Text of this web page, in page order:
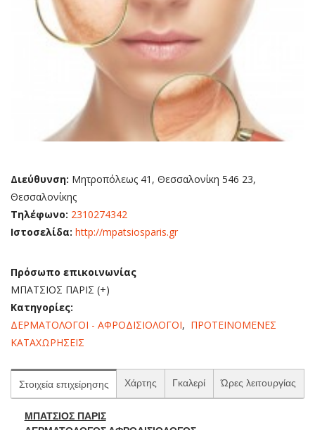
Διεύθυνση: Μητροπόλεως 41, Θεσσαλονίκη 546 23,
Θεσσαλονίκης
Τηλέφωνο: 2310274342
Ιστοσελίδα: http://mpatsiosparis.gr
Πρόσωπο επικοινωνίας
ΜΠΑΤΣΙΟΣ ΠΑΡΙΣ (+)
Κατηγορίες:
ΔΕΡΜΑΤΟΛΟΓΟΙ - ΑΦΡΟΔΙΣΙΟΛΟΓΟΙ, ΠΡΟΤΕΙΝΟΜΕΝΕΣ
ΚΑΤΑΧΩΡΗΣΕΙΣ
Στοιχεία επιχείρησης Χάρτης Γκαλερί Ώρες λειτουργίας
ΜΠΑΤΣΙΟΣ ΠΑΡΙΣ